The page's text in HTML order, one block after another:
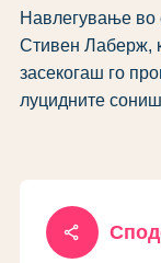
Навлегување во
Стивен Лаберж,
засекогаш го
луцидните
share